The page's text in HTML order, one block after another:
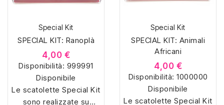
collezione di sorpresine.
Special Kit
SPECIAL KIT: Ranoplà
4,00 €
Disponibilità: 999991
Disponibile
Le scatolette Special Kit
sono realizzate su
Special Kit
SPECIAL KIT: Animali
Africani
4,00 €
Disponibilità: 1000000
Disponibile
Le scatolette Special Kit